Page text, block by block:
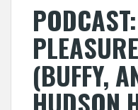
(BUFFY,